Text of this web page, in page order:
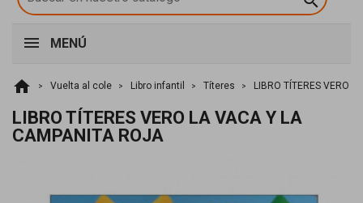
MENÚ
home Vuelta al cole Libro infantil Títeres LIBRO TÍTERES VERO
LIBRO TÍTERES VERO LA VACA Y LA
CAMPANITA ROJA